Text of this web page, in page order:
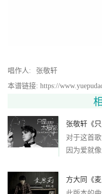
唱作人:
张敬轩
本谱链接: https://
张敬轩《
对于这首
因为爱就
方大同《